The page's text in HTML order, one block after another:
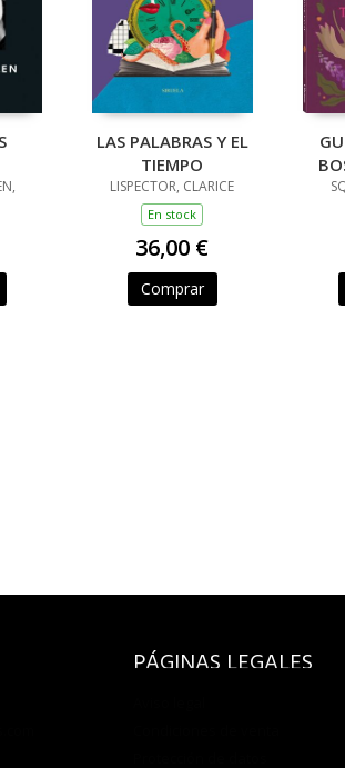
LAS PALABRAS Y EL
TIEMPO
LISPECTOR, CLARICE
En stock
36,00 €
Comprar
PÁGINAS LEGALES